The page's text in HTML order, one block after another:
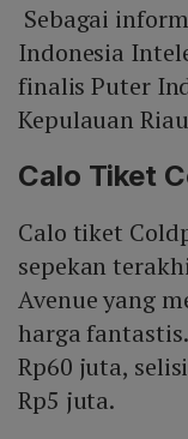
Sebagai
Indonesia
finalis Puter
Kepulauan
Calo Tiket
Calo tiket
sepekan
Avenue yang
harga
Rp60 juta,
Rp5 juta.